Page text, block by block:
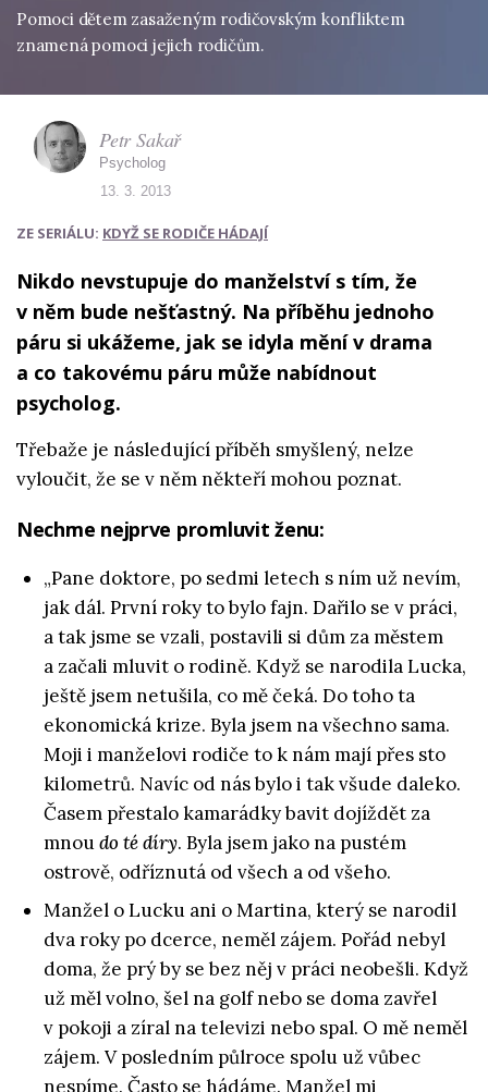
Pomoci dětem zasaženým rodičovským konfliktem
znamená pomoci jejich rodičům.
ZE SERIÁLU: KDYŽ SE RODIČE HÁDAJÍ
Nikdo nevstupuje do manželství s tím, že
v něm bude nešťastný. Na příběhu jednoho
páru si ukážeme, jak se idyla mění v drama
a co takovému páru může nabídnout
psycholog.
Třebaže je následující příběh smyšlený, nelze
vyloučit, že se v něm někteří mohou poznat.
Nechme nejprve promluvit ženu:
„Pane doktore, po sedmi letech s ním už nevím,
jak dál. První roky to bylo fajn. Dařilo se v práci,
a tak jsme se vzali, postavili si dům za městem
a začali mluvit o rodině. Když se narodila Lucka,
ještě jsem netušila, co mě čeká. Do toho ta
ekonomická krize. Byla jsem na všechno sama.
Moji i manželovi rodiče to k nám mají přes sto
kilometrů. Navíc od nás bylo i tak všude daleko.
Časem přestalo kamarádky bavit dojíždět za
mnoudo té díry. Byla jsem jako na pustém
ostrově, odříznutá od všech a od všeho.
Manžel o Lucku ani o Martina, který se narodil
dva roky po dcerce, neměl zájem. Pořád nebyl
doma, že prý by se bez něj v práci neobešli. Když
už měl volno, šel na golf nebo se doma zavřel
v pokoji a zíral na televizi nebo spal. O mě neměl
zájem. V posledním půlroce spolu už vůbec
nespíme. Často se hádáme. Manžel mi
Petr Sakař
Psycholog
13. 3. 2013